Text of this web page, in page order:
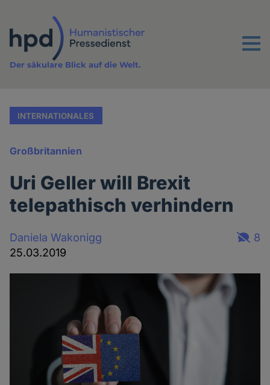
Inhalt
Menu
Der säkulare Blick auf die Welt.
INTERNATIONALES
Großbritannien
Uri Geller will Brexit
telepathisch verhindern
Daniela Wakonigg
25.03.2019
8